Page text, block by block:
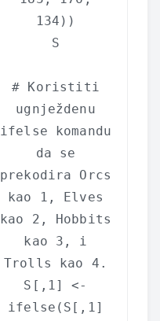
134))
S
# Koristiti
ugnježdenu
ifelse komandu
da se
prekodira Orcs
kao 1, Elves
kao 2, Hobbits
kao 3, i
Trolls kao 4.
S[,1] <-
ifelse (S[,1]